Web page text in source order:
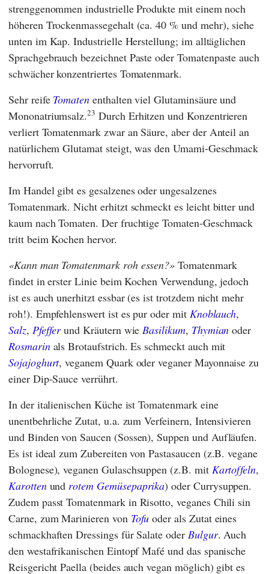
strenggenommen industrielle Produkte mit einem noch
höheren Trockenmassegehalt (ca. 40 % und mehr), siehe
unten im Kap. Industrielle Herstellung; im alltäglichen
Sprachgebrauch bezeichnet Paste oder Tomatenpaste auch
schwächer konzentriertes Tomatenmark.
Sehr reife Tomaten enthalten viel Glutaminsäure und
Mononatriumsalz.23 Durch Erhitzen und Konzentrieren
verliert Tomatenmark zwar an Säure, aber der Anteil an
natürlichem Glutamat steigt, was den Umami-Geschmack
hervorruft.
Im Handel gibt es gesalzenes oder ungesalzenes
Tomatenmark. Nicht erhitzt schmeckt es leicht bitter und
kaum nach Tomaten. Der fruchtige Tomaten-Geschmack
tritt beim Kochen hervor.
Kann man Tomatenmark roh essen? Tomatenmark
findet in erster Linie beim Kochen Verwendung, jedoch
ist es auch unerhitzt essbar (es ist trotzdem nicht mehr
roh!). Empfehlenswert ist es pur oder mit Knoblauch,
Salz, Pfefferund Kräutern wieBasilikum, Thymian oder
Rosmarinals Brotaufstrich. Es schmeckt auch mit
Sojajoghurt, veganem Quark oder veganer Mayonnaise zu
einer Dip-Sauce verrührt.
In der italienischen Küche ist Tomatenmark eine
unentbehrliche Zutat, u.a. zum Verfeinern, Intensivieren
und Binden von Saucen (Sossen), Suppen und Aufläufen.
Es ist ideal zum Zubereiten von Pastasaucen (z.B. vegane
Bolognese), veganen Gulaschsuppen (z.B. mit Kartoffeln,
Karottenund rotem Gemüsepaprika) oder Currysuppen.
Zudem passt Tomatenmark in Risotto, veganes Chili sin
Carne, zum Marinieren von Tofu oder als Zutat eines
schmackhaften Dressings für Salate oder Bulgur. Auch
den westafrikanischen Eintopf Mafé und das spanische
Reisgericht Paella (beides auch vegan möglich) gibt es